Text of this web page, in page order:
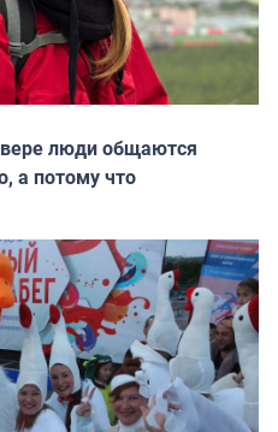
люди общаются
а потому что